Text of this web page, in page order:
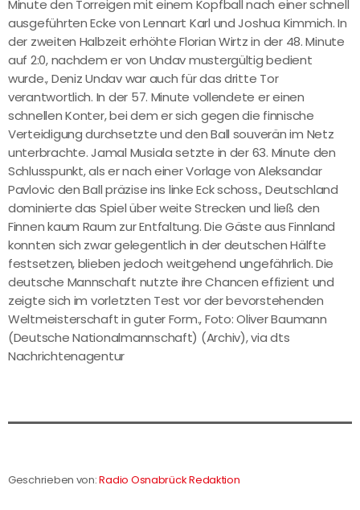
Minute den Torreigen mit einem Kopfball nach einer schnell
ausgeführten Ecke von Lennart Karl und Joshua Kimmich. In
der zweiten Halbzeit erhöhte Florian Wirtz in der 48. Minute
auf 2:0, nachdem er von Undav mustergültig bedient
wurde., Deniz Undav war auch für das dritte Tor
verantwortlich. In der 57. Minute vollendete er einen
schnellen Konter, bei dem er sich gegen die finnische
Verteidigung durchsetzte und den Ball souverän im Netz
unterbrachte. Jamal Musiala setzte in der 63. Minute den
Schlusspunkt, als er nach einer Vorlage von Aleksandar
Pavlovic den Ball präzise ins linke Eck schoss., Deutschland
dominierte das Spiel über weite Strecken und ließ den
Finnen kaum Raum zur Entfaltung. Die Gäste aus Finnland
konnten sich zwar gelegentlich in der deutschen Hälfte
festsetzen, blieben jedoch weitgehend ungefährlich. Die
deutsche Mannschaft nutzte ihre Chancen effizient und
zeigte sich im vorletzten Test vor der bevorstehenden
Weltmeisterschaft in guter Form., Foto: Oliver Baumann
(Deutsche Nationalmannschaft) (Archiv), via dts
Nachrichtenagentur
Geschrieben von:Radio Osnabrück Redaktion